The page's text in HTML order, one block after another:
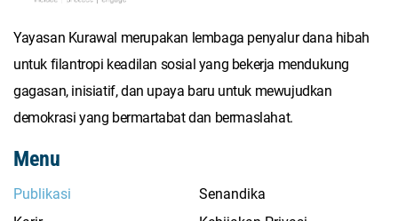
Yayasan Kurawal merupakan lembaga penyalur dana hibah
untuk filantropi keadilan sosial yang bekerja mendukung
gagasan, inisiatif, dan upaya baru untuk mewujudkan
demokrasi yang bermartabat dan bermaslahat.
Menu
Publikasi
Senandika